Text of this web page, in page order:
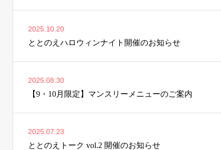
2025.10.20
ととのえハロウィンナイト開催のお知らせ
2025.08.30
【9・10月限定】マンスリーメニューのご案内
2025.07.23
ととのえトーク vol.2 開催のお知らせ